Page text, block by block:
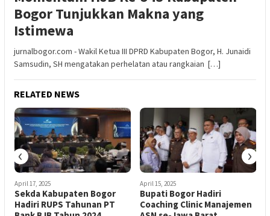
Bogor Tunjukkan Makna yang
Istimewa
jurnalbogor.com - Wakil Ketua III DPRD Kabupaten Bogor, H. Junaidi
Samsudin, SH mengatakan perhelatan atau rangkaian […]
RELATED NEWS
April 17, 2025
Sekda Kabupaten Bogor
Hadiri RUPS Tahunan PT
April 15, 2025
Bupati Bogor Hadiri
Coaching Clinic Manajemen
‹ ›